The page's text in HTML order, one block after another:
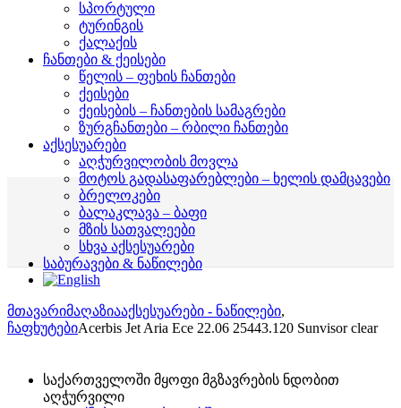
სპორტული
ტურინგის
ქალაქის
ჩანთები & ქეისები
წელის – ფეხის ჩანთები
ქეისები
ქეისების – ჩანთების სამაგრები
ზურგჩანთები – რბილი ჩანთები
აქსესუარები
აღჭურვილობის მოვლა
მოტოს გადასაფარებლები – ხელის დამცავები
ბრელოკები
ბალაკლავა – ბაფი
მზის სათვალეები
სხვა აქსესუარები
საბურავები & ნაწილები
მთავარიმაღაზიააქსესუარები - ნაწილები,
ჩაფხუტებიAcerbis Jet Aria Ece 22.06 25443.120 Sunvisor clear
საქართველოში მყოფი მგზავრების ნდობით
აღჭურვილი